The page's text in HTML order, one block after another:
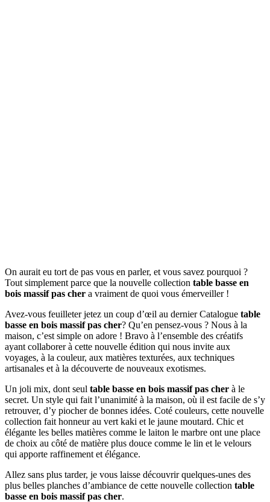
On aurait eu tort de pas vous en parler, et vous savez pourquoi ?
Tout simplement parce que la nouvelle collection table basse en
bois massif pas cher a vraiment de quoi vous émerveiller !
Avez-vous feuilleter jetez un coup d’œil au dernier Catalogue table
basse en bois massif pas cher? Qu’en pensez-vous ? Nous à la
maison, c’est simple on adore ! Bravo à l’ensemble des créatifs
ayant collaborer à cette nouvelle édition qui nous invite aux
voyages, à la couleur, aux matières texturées, aux techniques
artisanales et à la découverte de nouveaux exotismes.
Un joli mix, dont seul table basse en bois massif pas cher à le
secret. Un style qui fait l’unanimité à la maison, où il est facile de s’y
retrouver, d’y piocher de bonnes idées. Coté couleurs, cette nouvelle
collection fait honneur au vert kaki et le jaune moutard. Chic et
élégante les belles matières comme le laiton le marbre ont une place
de choix au côté de matière plus douce comme le lin et le velours
qui apporte raffinement et élégance.
Allez sans plus tarder, je vous laisse découvrir quelques-unes des
plus belles planches d’ambiance de cette nouvelle collection table
basse en bois massif pas cher.